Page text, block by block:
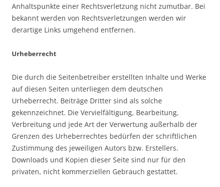
Anhaltspunkte einer Rechtsverletzung nicht zumutbar. Bei
bekannt werden von Rechtsverletzungen werden wir
derartige Links umgehend entfernen.
Urheberrecht
Die durch die Seitenbetreiber erstellten Inhalte und Werke
auf diesen Seiten unterliegen dem deutschen
Urheberrecht. Beiträge Dritter sind als solche
gekennzeichnet. Die Vervielfältigung, Bearbeitung,
Verbreitung und jede Art der Verwertung außerhalb der
Grenzen des Urheberrechtes bedürfen der schriftlichen
Zustimmung des jeweiligen Autors bzw. Erstellers.
Downloads und Kopien dieser Seite sind nur für den
privaten, nicht kommerziellen Gebrauch gestattet.